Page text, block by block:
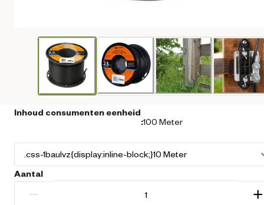
Inhoud consumenten eenheid
:100 Meter
Aantal
− +